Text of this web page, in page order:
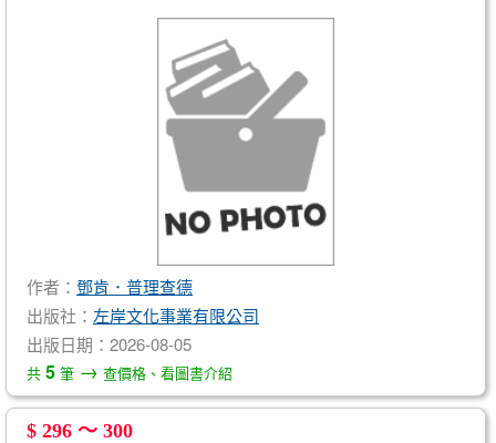
作者： 鄧肯．普理查德
出版社： 左岸文化事業有限公司
出版日期：2026-08-05
共 5 筆 → 查價格、看圖書介紹
$ 296 ～ 300